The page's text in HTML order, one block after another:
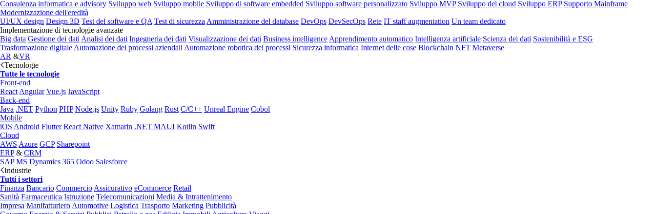
Consulenza informatica e advisory Sviluppo web Sviluppo mobile Sviluppo di software embedded Sviluppo software personalizzato Sviluppo MVP Sviluppo del cloud Sviluppo ERP Supporto Mainframe
Modernizzazione dell'eredità
UI/UX design Design 3D Test del software e QA Test di sicurezza Amministrazione del database DevOps DevSecOps Rete IT staff augmentation Un team dedicato
Implementazione di tecnologie avanzate
Big data Gestione dei dati Analisi dei dati Ingegneria dei dati Visualizzazione dei dati Business intelligence Apprendimento automatico Intelligenza artificiale Scienza dei dati Sostenibilità e ESG
Trasformazione digitale Automazione dei processi aziendali Automazione robotica dei processi Sicurezza informatica Internet delle cose Blockchain NFT Metaverse
AR &VR
Tecnologie
Tutte le tecnologie
Front-end
React Angular Vue.js JavaScript
Back-end
Java .NET Python PHP Node.js Unity Ruby Golang Rust C/C++ Unreal Engine Cobol
Mobile
iOS Android Flutter React Native Xamarin .NET MAUI Kotlin Swift
Cloud
AWS Azure GCP Sharepoint
ERP& CRM
SAP MS Dynamics 365 Odoo Salesforce
Industrie
Tutti i settori
Finanza Bancario Commercio Assicurativo eCommerce Retail
Sanità Farmaceutica Istruzione Telecomunicazioni Media & Intrattenimento
Impresa Manifatturiero Automotive Logistica Trasporto Marketing Pubblicità